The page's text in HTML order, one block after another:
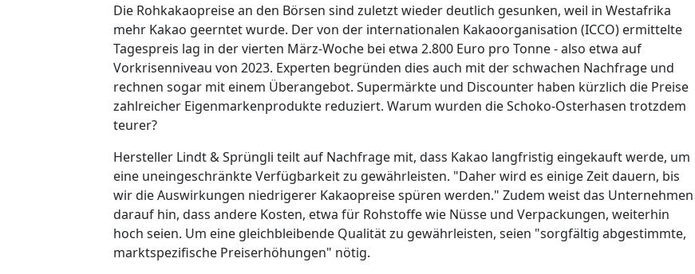
Die Rohkakaopreise an den Börsen sind zuletzt wieder deutlich gesunken, weil in Westafrika
mehr Kakao geerntet wurde. Der von der internationalen Kakaoorganisation (ICCO) ermittelte
Tagespreis lag in der vierten März-Woche bei etwa 2.800 Euro pro Tonne - also etwa auf
Vorkrisenniveau von 2023. Experten begründen dies auch mit der schwachen Nachfrage und
rechnen sogar mit einem Überangebot. Supermärkte und Discounter haben kürzlich die Preise
zahlreicher Eigenmarkenprodukte reduziert. Warum wurden die Schoko-Osterhasen trotzdem
teurer?
Hersteller Lindt & Sprüngli teilt auf Nachfrage mit, dass Kakao langfristig eingekauft werde, um
eine uneingeschränkte Verfügbarkeit zu gewährleisten. "Daher wird es einige Zeit dauern, bis
wir die Auswirkungen niedrigerer Kakaopreise spüren werden." Zudem weist das Unternehmen
darauf hin, dass andere Kosten, etwa für Rohstoffe wie Nüsse und Verpackungen, weiterhin
hoch seien. Um eine gleichbleibende Qualität zu gewährleisten, seien "sorgfältig abgestimmte,
marktspezifische Preiserhöhungen" nötig.